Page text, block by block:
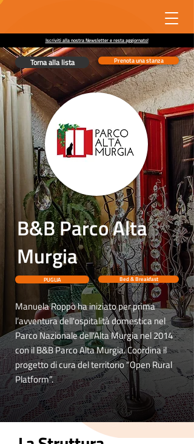
Iscriviti alla nostra Newsletter e resta aggiornato!
Torna alla lista Prenota una stanza
B&B Parco Alta
Murgia
PUGLIA Bed & Breakfast
Manuela Roppo ha iniziato per prima
l’avventura dell'ospitalità domestica nel
Parco Nazionale dell'Alta Murgia nel 2014
con il B&B Parco Alta Murgia. Coordina il
progetto di cura del territorio “Open Rural
Platform”.